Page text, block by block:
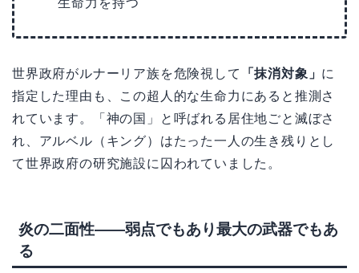
世界政府がルナーリア族を危険視して 「抹消対象」 に
指定した理由も、この超人的な生命力にあると推測さ
れています。「神の国」と呼ばれる居住地ごと滅ぼさ
れ、アルベル（キング）はたった一人の生き残りとし
て世界政府の研究施設に囚われていました。
炎の二面性——弱点でもあり最大の武器でもあ
る